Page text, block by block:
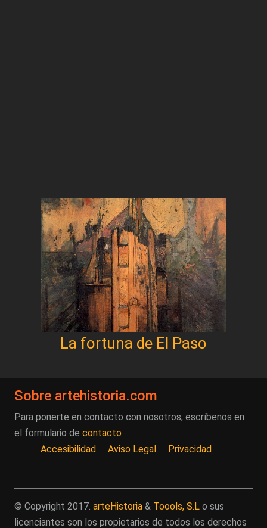
La fortuna de El Paso
Sobre artehistoria.com
Para ponerte en contacto con nosotros, escríbenos en
el formulario de contacto
Accesibilidad
Aviso Legal Privacidad
© Copyright 2017. arteHistoria & Toools, S.L o sus
licenciantes son los propietarios de todos los derechos